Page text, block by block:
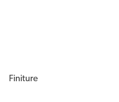
Finiture